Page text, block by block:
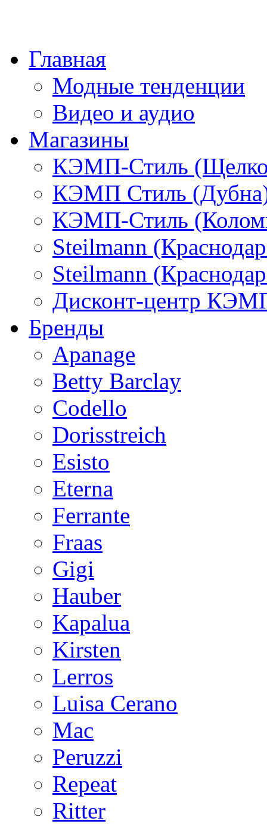
Главная
Модные тенденции
Видео и аудио
Магазины
КЭМП-Стиль
КЭМП Стиль
КЭМП-Стиль
Steilmann
Steilmann
Дисконт-центр
Бренды
Apanage
Betty Barclay
Codello
Dorisstreich
Esisto
Eterna
Ferrante
Fraas
Gigi
Hauber
Kapalua
Kirsten
Lerros
Luisa Cerano
Mac
Peruzzi
Repeat
Ritter